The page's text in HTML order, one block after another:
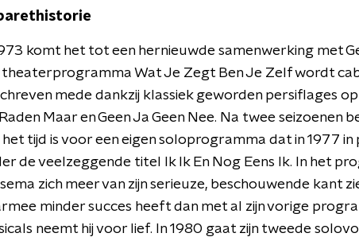
komt het tot een hernieuwde samenwerking met
theaterprogramma Wat Je Zegt Ben Je Zelf wordt
mede dankzij klassiek geworden persiflages
Maar en Geen Ja Geen Nee. Na twee seizoenen
tijd is voor een eigen soloprogramma dat in 1977 in
de veelzeggende titel Ik Ik En Nog Eens Ik. In het
zich meer van zijn serieuze, beschouwende kant
minder succes heeft dan met al zijn vorige
neemt hij voor lief. In 1980 gaat zijn tweede